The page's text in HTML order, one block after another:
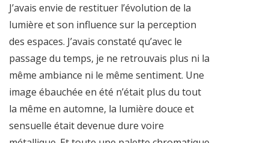
J’avais envie de restituer l’évolution de la
lumière et son influence sur la perception
des espaces. J’avais constaté qu’avec le
passage du temps, je ne retrouvais plus ni la
même ambiance ni le même sentiment. Une
image ébauchée en été n’était plus du tout
la même en automne, la lumière douce et
sensuelle était devenue dure voire